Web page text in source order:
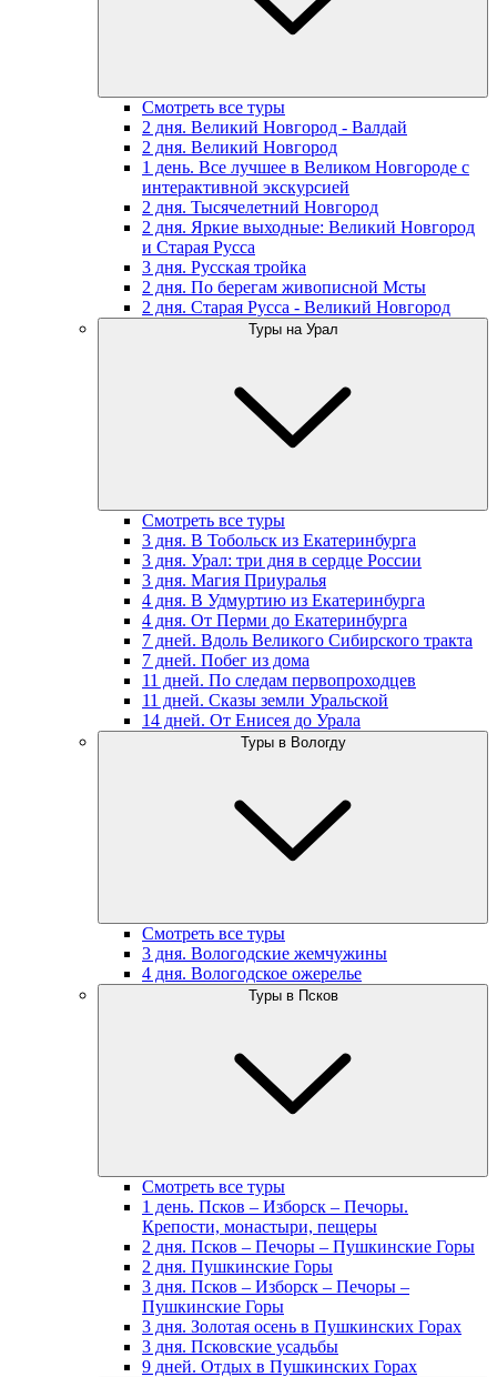
Смотреть все туры
2 дня. Великий Новгород - Валдай
2 дня. Великий Новгород
1 день. Все лучшее в Великом Новгороде с
интерактивной экскурсией
2 дня. Тысячелетний Новгород
2 дня. Яркие выходные: Великий Новгород
и Старая Русса
3 дня. Русская тройка
2 дня. По берегам живописной Мсты
2 дня. Старая Русса - Великий Новгород
Туры на Урал
Смотреть все туры
3 дня. В Тобольск из Екатеринбурга
3 дня. Урал: три дня в сердце России
3 дня. Магия Приуралья
4 дня. В Удмуртию из Екатеринбурга
4 дня. От Перми до Екатеринбурга
7 дней. Вдоль Великого Сибирского тракта
7 дней. Побег из дома
11 дней. По следам первопроходцев
11 дней. Сказы земли Уральской
14 дней. От Енисея до Урала
Туры в Вологду
Смотреть все туры
3 дня. Вологодские жемчужины
4 дня. Вологодское ожерелье
Туры в Псков
Смотреть все туры
1 день. Псков – Изборск – Печоры.
Крепости, монастыри, пещеры
2 дня. Псков – Печоры – Пушкинские Горы
2 дня. Пушкинские Горы
3 дня. Псков – Изборск – Печоры –
Пушкинские Горы
3 дня. Золотая осень в Пушкинских Горах
3 дня. Псковские усадьбы
9 дней. Отдых в Пушкинских Горах